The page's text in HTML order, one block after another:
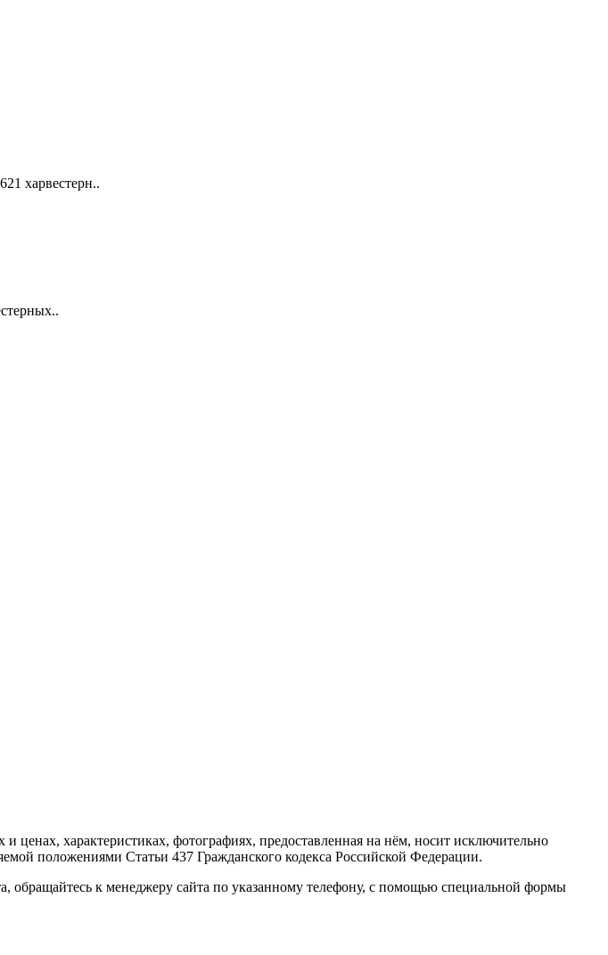
харвестерн..
характеристиках, фотографиях, предоставленная на нём, носит исключительно
положениями Статьи 437 Гражданского кодекса Российской Федерации.
к менеджеру сайта по указанному телефону, с помощью специальной формы